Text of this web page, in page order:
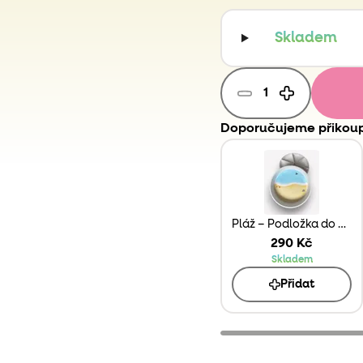
vyblbnout při hraní se
Skvělý způsob, jak
Skladem
Doporučujeme
Pláž – Podložka do Play Tray
290 Kč
Skladem
Přidat